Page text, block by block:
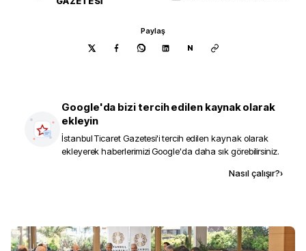
Paylaş
N
Google'da bizi tercih edilen kaynak olarak
ekleyin
İstanbul Ticaret Gazetesi'i tercih edilen kaynak olarak
ekleyerek haberlerimizi Google'da daha sık görebilirsiniz.
Nasıl çalışır?›